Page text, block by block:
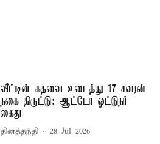
வீட்டின் கதவை உடைத்து 17 சவரன்
நகை திருட்டு: ஆட்டோ ஓட்டுநர்
கைது
தினத்தந்தி 28 Jul 2026